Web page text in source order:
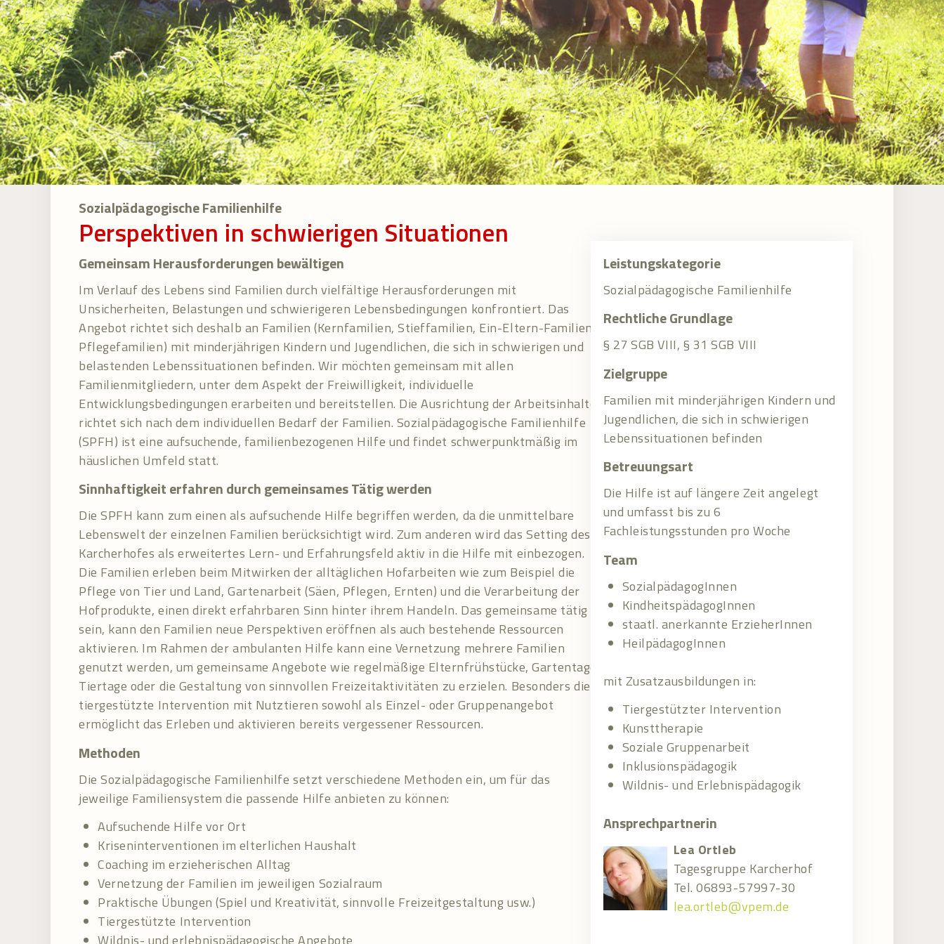
Sozialpädagogische Familienhilfe
Perspektiven in schwierigen Situationen
Gemeinsam Herausforderungen bewältigen
Im Verlauf des Lebens sind Familien durch vielfältige Herausforderungen mit
Unsicherheiten, Belastungen und schwierigeren Lebensbedingungen konfrontiert. Das
Angebot richtet sich deshalb an Familien (Kernfamilien, Stieffamilien, Ein-Eltern-Familien,
Pflegefamilien) mit minderjährigen Kindern und Jugendlichen, die sich in schwierigen und
belastenden Lebenssituationen befinden. Wir möchten gemeinsam mit allen
Familienmitgliedern, unter dem Aspekt der Freiwilligkeit, individuelle
Entwicklungsbedingungen erarbeiten und bereitstellen. Die Ausrichtung der Arbeitsinhalte
richtet sich nach dem individuellen Bedarf der Familien. Sozialpädagogische Familienhilfe
(SPFH) ist eine aufsuchende, familienbezogenen Hilfe und findet schwerpunktmäßig im
häuslichen Umfeld statt.
Sinnhaftigkeit erfahren durch gemeinsames Tätig werden
Die SPFH kann zum einen als aufsuchende Hilfe begriffen werden, da die unmittelbare
Lebenswelt der einzelnen Familien berücksichtigt wird. Zum anderen wird das Setting des
Karcherhofes als erweitertes Lern- und Erfahrungsfeld aktiv in die Hilfe mit einbezogen.
Die Familien erleben beim Mitwirken der alltäglichen Hofarbeiten wie zum Beispiel die
Pflege von Tier und Land, Gartenarbeit (Säen, Pflegen, Ernten) und die Verarbeitung der
Hofprodukte, einen direkt erfahrbaren Sinn hinter ihrem Handeln. Das gemeinsame tätig
sein, kann den Familien neue Perspektiven eröffnen als auch bestehende Ressourcen
aktivieren. Im Rahmen der ambulanten Hilfe kann eine Vernetzung mehrere Familien
genutzt werden, um gemeinsame Angebote wie regelmäßige Elternfrühstücke, Gartentage,
Tiertage oder die Gestaltung von sinnvollen Freizeitaktivitäten zu erzielen. Besonders die
tiergestützte Intervention mit Nutztieren sowohl als Einzel- oder Gruppenangebot
ermöglicht das Erleben und aktivieren bereits vergessener Ressourcen.
Methoden
Die Sozialpädagogische Familienhilfe setzt verschiedene Methoden ein, um für das
jeweilige Familiensystem die passende Hilfe anbieten zu können:
Aufsuchende Hilfe vor Ort
Kriseninterventionen im elterlichen Haushalt
Coaching im erzieherischen Alltag
Vernetzung der Familien im jeweiligen Sozialraum
Praktische Übungen (Spiel und Kreativität, sinnvolle Freizeitgestaltung usw.)
Tiergestützte Intervention
Leistungskategorie
Sozialpädagogische Familienhilfe
Rechtliche Grundlage
§ 27 SGB VIII, § 31 SGB VIII
Zielgruppe
Familien mit minderjährigen Kindern und
Jugendlichen, die sich in schwierigen
Lebenssituationen befinden
Betreuungsart
Die Hilfe ist auf längere Zeit angelegt
und umfasst bis zu 6
Fachleistungsstunden pro Woche
Team
SozialpädagogInnen
KindheitspädagogInnen
staatl. anerkannte ErzieherInnen
HeilpädagogInnen
mit Zusatzausbildungen in:
Tiergestützter Intervention
Kunsttherapie
Soziale Gruppenarbeit
Inklusionspädagogik
Wildnis- und Erlebnispädagogik
Ansprechpartnerin
Lea Ortleb
Tagesgruppe Karcherhof
Tel. 06893-57997-30
lea.ortleb@vpem.de